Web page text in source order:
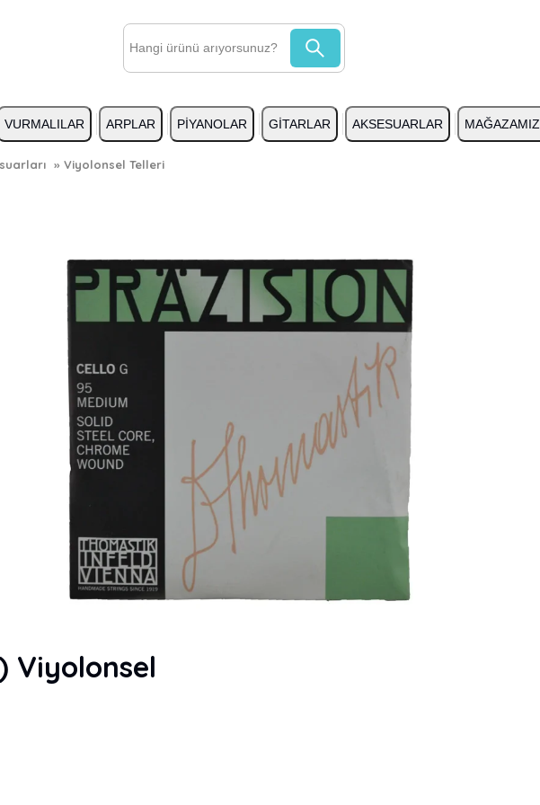
VURMALILAR ARPLAR PİYANOLAR GİTARLAR AKSESUARLAR MAĞAZAMIZ
» Viyolonsel Telleri
Viyolonsel